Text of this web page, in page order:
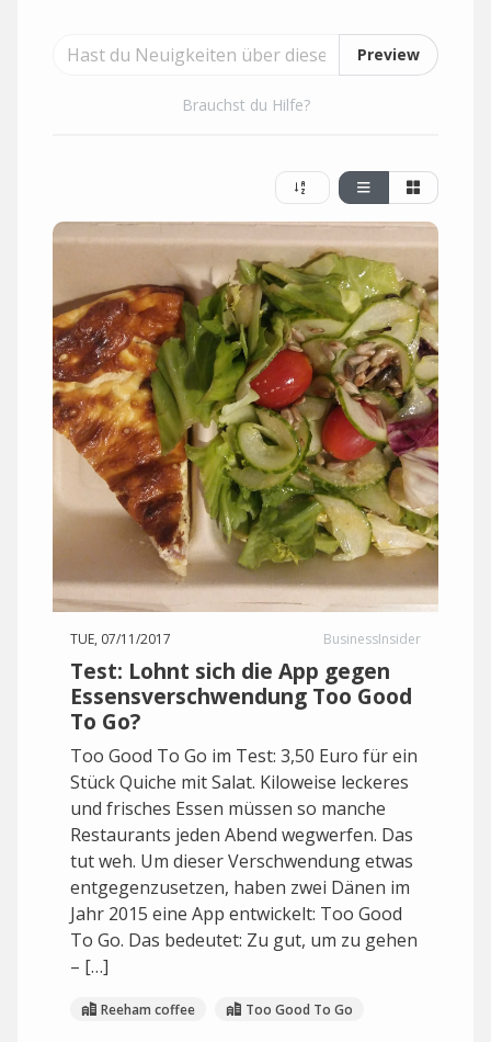
Preview
Brauchst du Hilfe?
TUE, 07/11/2017 BusinessInsider
Test: Lohnt sich die App gegen
Essensverschwendung Too Good
To Go?
Too Good To Go im Test: 3,50 Euro für ein
Stück Quiche mit Salat. Kiloweise leckeres
und frisches Essen müssen so manche
Restaurants jeden Abend wegwerfen. Das
tut weh. Um dieser Verschwendung etwas
entgegenzusetzen, haben zwei Dänen im
Jahr 2015 eine App entwickelt: Too Good
To Go. Das bedeutet: Zu gut, um zu gehen
– […]
Reeham coffee Too Good To Go